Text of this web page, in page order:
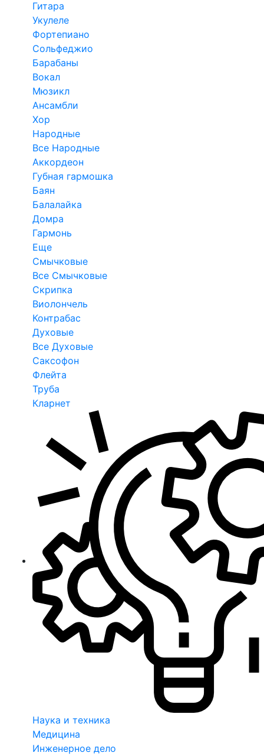
Гитара
Укулеле
Фортепиано
Сольфеджио
Барабаны
Вокал
Мюзикл
Ансамбли
Хор
Народные
Все Народные
Аккордеон
Губная гармошка
Баян
Балалайка
Домра
Гармонь
Еще
Смычковые
Все Смычковые
Скрипка
Виолончель
Контрабас
Духовые
Все Духовые
Саксофон
Флейта
Труба
Кларнет
Наука и техника
Медицина
Инженерное дело